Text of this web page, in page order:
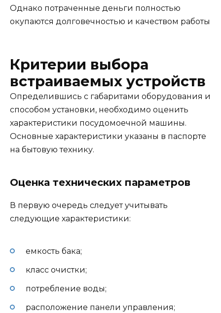
Однако потраченные деньги полностью
окупаются долговечностью и качеством работы
Критерии выбора
встраиваемых устройств
Определившись с габаритами оборудования и
способом установки, необходимо оценить
характеристики посудомоечной машины.
Основные характеристики указаны в паспорте
на бытовую технику.
Оценка технических параметров
В первую очередь следует учитывать
следующие характеристики:
емкость бака;
класс очистки;
потребление воды;
расположение панели управления;